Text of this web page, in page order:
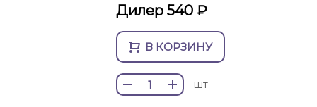
Дилер 540 ₽
В КОРЗИНУ
шт